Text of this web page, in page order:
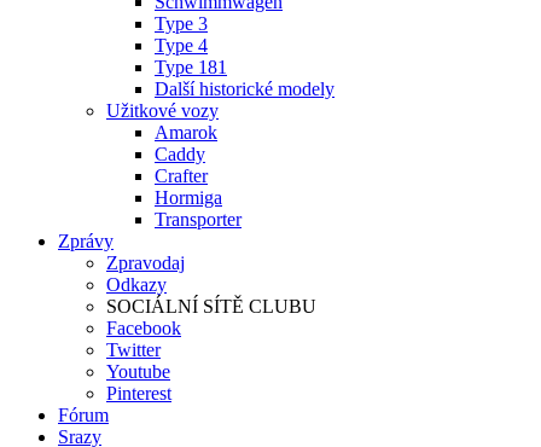
Type 3
Type 4
Type 181
Další historické modely
Užitkové vozy
Amarok
Caddy
Crafter
Hormiga
Transporter
Zprávy
Zpravodaj
Odkazy
SOCIÁLNÍ SÍTĚ CLUBU
Facebook
Twitter
Youtube
Pinterest
Fórum
Srazy